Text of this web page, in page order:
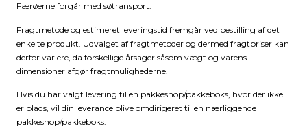
Færøerne forgår med søtransport.
Fragtmetode og estimeret leveringstid fremgår ved bestilling af det
enkelte produkt. Udvalget af fragtmetoder og dermed fragtpriser kan
derfor variere, da forskellige årsager såsom vægt og varens
dimensioner afgør fragtmulighederne.
Hvis du har valgt levering til en pakkeshop/pakkeboks, hvor der ikke
er plads, vil din leverance blive omdirigeret til en nærliggende
pakkeshop/pakkeboks.